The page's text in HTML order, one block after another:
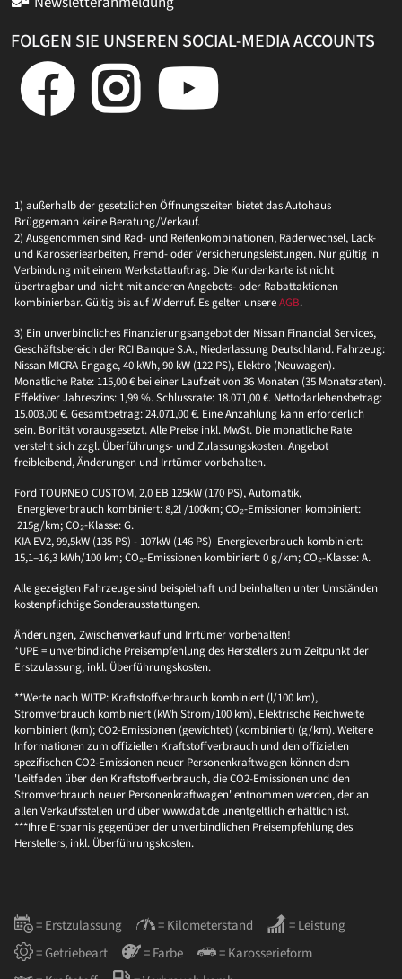
FOLGEN SIE UNSEREN SOCIAL-MEDIA ACCOUNTS
1) außerhalb der gesetzlichen Öffnungszeiten bietet das Autohaus
Brüggemann keine Beratung/Verkauf.
2) Ausgenommen sind Rad- und Reifenkombinationen, Räderwechsel, Lack-
und Karosseriearbeiten, Fremd- oder Versicherungsleistungen. Nur gültig in
Verbindung mit einem Werkstattauftrag. Die Kundenkarte ist nicht
übertragbar und nicht mit anderen Angebots- oder Rabattaktionen
kombinierbar. Gültig bis auf Widerruf. Es gelten unsereAGB.
3) Ein unverbindliches Finanzierungsangebot der Nissan Financial Services,
Geschäftsbereich der RCI Banque S.A., Niederlassung Deutschland. Fahrzeug:
Nissan MICRA Engage, 40 kWh, 90 kW (122 PS), Elektro (Neuwagen).
Monatliche Rate: 115,00 € bei einer Laufzeit von 36 Monaten (35 Monatsraten).
Effektiver Jahreszins: 1,99 %. Schlussrate: 18.071,00 €. Nettodarlehensbetrag:
15.003,00 €. Gesamtbetrag: 24.071,00 €. Eine Anzahlung kann erforderlich
sein. Bonität vorausgesetzt. Alle Preise inkl. MwSt. Die monatliche Rate
versteht sich zzgl. Überführungs- und Zulassungskosten. Angebot
freibleibend, Änderungen und Irrtümer vorbehalten.
Ford TOURNEO CUSTOM, 2,0 EB 125kW (170 PS), Automatik,
Energieverbrauch kombiniert: 8,2l /100km; CO₂-Emissionen kombiniert:
215g/km; CO₂-Klasse: G.
KIA EV2, 99,5kW (135 PS) - 107kW (146 PS) Energieverbrauch kombiniert:
15,1–16,3 kWh/100 km; CO₂-Emissionen kombiniert: 0 g/km; CO₂-Klasse: A.
Alle gezeigten Fahrzeuge sind beispielhaft und beinhalten unter Umständen
kostenpflichtige Sonderausstattungen.
Änderungen, Zwischenverkauf und Irrtümer vorbehalten!
*UPE = unverbindliche Preisempfehlung des Herstellers zum Zeitpunkt der
Erstzulassung, inkl. Überführungskosten.
**Werte nach WLTP: Kraftstoffverbrauch kombiniert (l/100 km),
Stromverbrauch kombiniert (kWh Strom/100 km), Elektrische Reichweite
kombiniert (km); CO2-Emissionen (gewichtet) (kombiniert) (g/km). Weitere
Informationen zum offiziellen Kraftstoffverbrauch und den offiziellen
spezifischen CO2-Emissionen neuer Personenkraftwagen können dem
'Leitfaden über den Kraftstoffverbrauch, die CO2-Emissionen und den
Stromverbrauch neuer Personenkraftwagen' entnommen werden, der an
allen Verkaufsstellen und über www.dat.de unentgeltlich erhältlich ist.
***Ihre Ersparnis gegenüber der unverbindlichen Preisempfehlung des
Herstellers, inkl. Überführungskosten.
= Erstzulassung = Kilometerstand
= Leistung
= Getriebeart
= Farbe
= Karosserieform